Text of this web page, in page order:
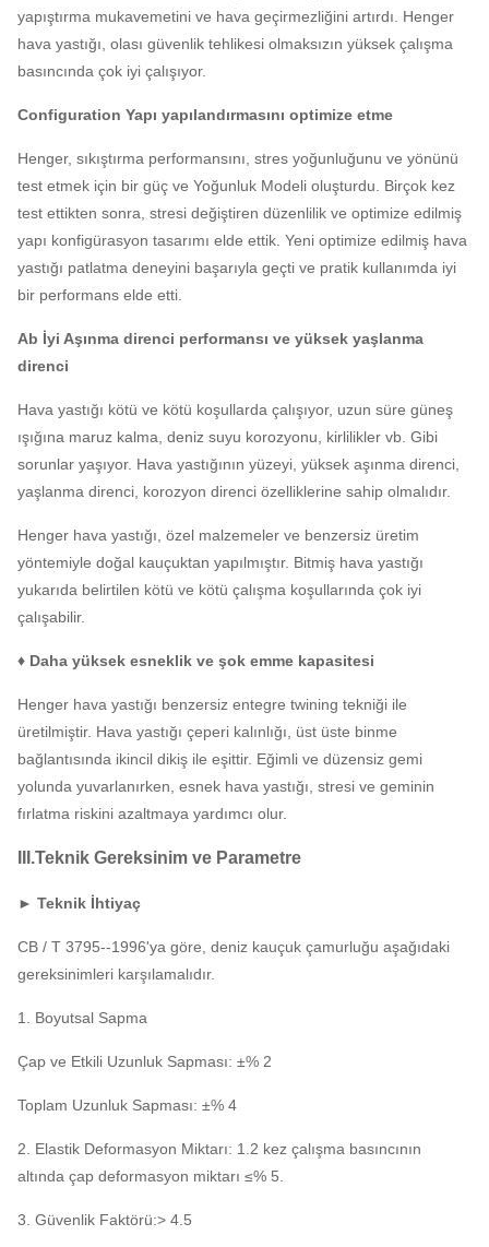
yapıştırma mukavemetini ve hava geçirmezliğini artırdı. Henger
hava yastığı, olası güvenlik tehlikesi olmaksızın yüksek çalışma
basıncında çok iyi çalışıyor.
Configuration Yapı yapılandırmasını optimize etme
Henger, sıkıştırma performansını, stres yoğunluğunu ve yönünü
test etmek için bir güç ve Yoğunluk Modeli oluşturdu. Birçok kez
test ettikten sonra, stresi değiştiren düzenlilik ve optimize edilmiş
yapı konfigürasyon tasarımı elde ettik. Yeni optimize edilmiş hava
yastığı patlatma deneyini başarıyla geçti ve pratik kullanımda iyi
bir performans elde etti.
Ab İyi Aşınma direnci performansı ve yüksek yaşlanma
direnci
Hava yastığı kötü ve kötü koşullarda çalışıyor, uzun süre güneş
ışığına maruz kalma, deniz suyu korozyonu, kirlilikler vb. Gibi
sorunlar yaşıyor. Hava yastığının yüzeyi, yüksek aşınma direnci,
yaşlanma direnci, korozyon direnci özelliklerine sahip olmalıdır.
Henger hava yastığı, özel malzemeler ve benzersiz üretim
yöntemiyle doğal kauçuktan yapılmıştır. Bitmiş hava yastığı
yukarıda belirtilen kötü ve kötü çalışma koşullarında çok iyi
çalışabilir.
♦ Daha yüksek esneklik ve şok emme kapasitesi
Henger hava yastığı benzersiz entegre twining tekniği ile
üretilmiştir. Hava yastığı çeperi kalınlığı, üst üste binme
bağlantısında ikincil dikiş ile eşittir. Eğimli ve düzensiz gemi
yolunda yuvarlanırken, esnek hava yastığı, stresi ve geminin
fırlatma riskini azaltmaya yardımcı olur.
III.Teknik Gereksinim ve Parametre
► Teknik İhtiyaç
CB / T 3795--1996'ya göre, deniz kauçuk çamurluğu aşağıdaki
gereksinimleri karşılamalıdır.
1. Boyutsal Sapma
Çap ve Etkili Uzunluk Sapması: ±% 2
Toplam Uzunluk Sapması: ±% 4
2. Elastik Deformasyon Miktarı: 1.2 kez çalışma basıncının
altında çap deformasyon miktarı ≤% 5.
3. Güvenlik Faktörü:> 4.5